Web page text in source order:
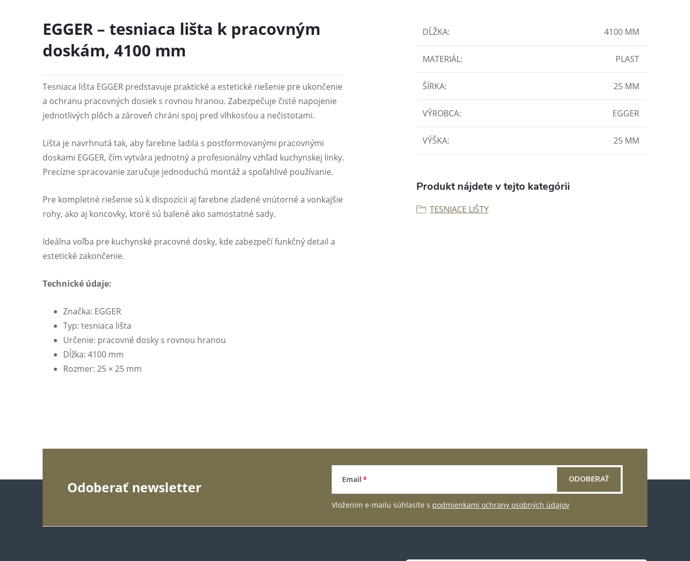
EGGER – tesniaca lišta k pracovným
doskám, 4100 mm
Tesniaca lišta EGGER predstavuje praktické a estetické riešenie pre ukončenie
a ochranu pracovných dosiek s rovnou hranou. Zabezpečuje čisté napojenie
jednotlivých plôch a zároveň chráni spoj pred vlhkosťou a nečistotami.
Lišta je navrhnutá tak, aby farebne ladila s postformovanými pracovnými
doskami EGGER, čím vytvára jednotný a profesionálny vzhľad kuchynskej linky.
Precízne spracovanie zaručuje jednoduchú montáž a spoľahlivé používanie.
Pre kompletné riešenie sú k dispozícii aj farebne zladené vnútorné a vonkajšie
rohy, ako aj koncovky, ktoré sú balené ako samostatné sady.
Ideálna voľba pre kuchynské pracovné dosky, kde zabezpečí funkčný detail a
estetické zakončenie.
Technické údaje:
Značka: EGGER
Typ: tesniaca lišta
Určenie: pracovné dosky s rovnou hranou
Dĺžka: 4100 mm
Rozmer: 25 × 25 mm
DĹŽKA: 4100 MM
MATERIÁL: PLAST
ŠÍRKA: 25 MM
VÝROBCA: EGGER
VÝŠKA: 25 MM
Produkt nájdete v tejto kategórii
TESNIACE LIŠTY
Odoberať newsletter Email
Vložením e-mailu súhlasíte s podmienkami ochrany osobných údajov
ODOBERAŤ